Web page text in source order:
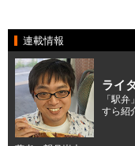
連載情報
ライ
「駅
すら紹